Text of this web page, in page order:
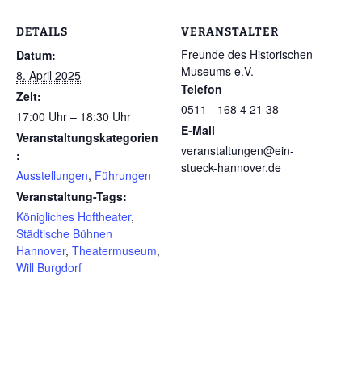
DETAILS
Datum:
8. April 2025
Zeit:
17:00 Uhr – 18:30 Uhr
Veranstaltungskategorien
:
Ausstellungen, Führungen
Veranstaltung-Tags:
Königliches Hoftheater,
Städtische Bühnen
Hannover, Theatermuseum,
Will Burgdorf
VERANSTALTER
Freunde des Historischen
Museums e.V.
Telefon
0511 - 168 4 21 38
E-Mail
veranstaltungen@ein-
stueck-hannover.de